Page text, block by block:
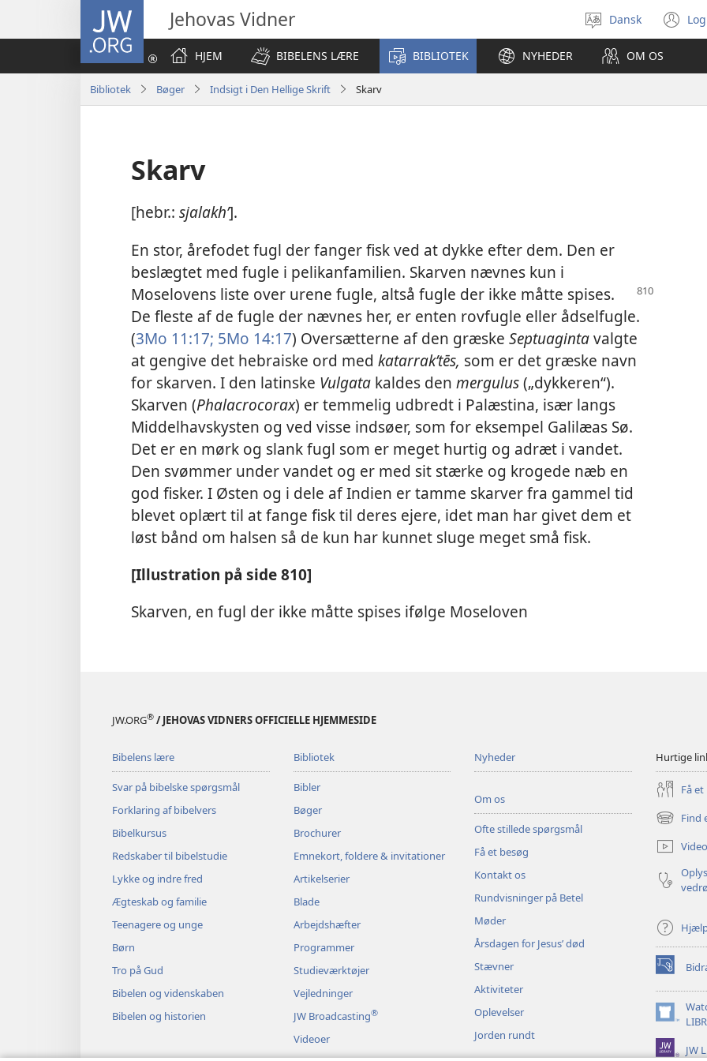
JW.ORG Jehovas Vidner
Vælg
sprog
Dansk
HJEM
BIBELENS LÆRE BIBLIOTEK NYHEDER OM OS
Bibliotek Bøger Indsigt i Den Hellige Skrift Skarv
Skarv
[hebr.: sjalakhʹ].
En stor, årefodet fugl der fanger fisk ved at dykke efter dem. Den er
beslægtet med fugle i pelikanfamilien. Skarven nævnes kun i
Moselovens liste over urene fugle, altså fugle der ikke måtte spises.
De fleste af de fugle der nævnes her, er enten rovfugle eller ådselfugle.
(3Mo 11:17; 5Mo 14:17) Oversætterne af den græske Septuagintavalgte
at gengive det hebraiske ord med katarrakʹtēs, som er det græske navn
for skarven. I den latinske Vulgata kaldes den mergulus(„dykkeren“).
Skarven (Phalacrocorax) er temmelig udbredt i Palæstina, især langs
Middelhavskysten og ved visse indsøer, som for eksempel Galilæas Sø.
Det er en mørk og slank fugl som er meget hurtig og adræt i vandet.
Den svømmer under vandet og er med sit stærke og krogede næb en
god fisker. I Østen og i dele af Indien er tamme skarver fra gammel tid
blevet oplært til at fange fisk til deres ejere, idet man har givet dem et
løst bånd om halsen så de kun har kunnet sluge meget små fisk.
[Illustration på side 810]
Skarven, en fugl der ikke måtte spises ifølge Moseloven
JW.ORG® / JEHOVAS VIDNERS OFFICIELLE HJEMMESIDE
Bibelens lære
Svar på bibelske spørgsmål
Forklaring af bibelvers
Bibelkursus
Redskaber til bibelstudie
Lykke og indre fred
Ægteskab og familie
Teenagere og unge
Børn
Tro på Gud
Bibelen og videnskaben
Bibelen og historien
Bibliotek
Bibler
Bøger
Brochurer
Emnekort, foldere & invitationer
Artikelserier
Blade
Arbejdshæfter
Programmer
Studieværktøjer
Vejledninger
JW Broadcasting®
Videoer
Nyheder
Om os
Ofte stillede spørgsmål
Få et besøg
Kontakt os
Rundvisninger på Betel
Møder
Årsdagen for Jesus’ død
Stævner
Aktiviteter
Oplevelser
Jorden rundt
Hurtige
Få
Find
(åbner
nyt
vindue)
(åbner
nyt
vindue)
(åbner
nyt
vindue)JW